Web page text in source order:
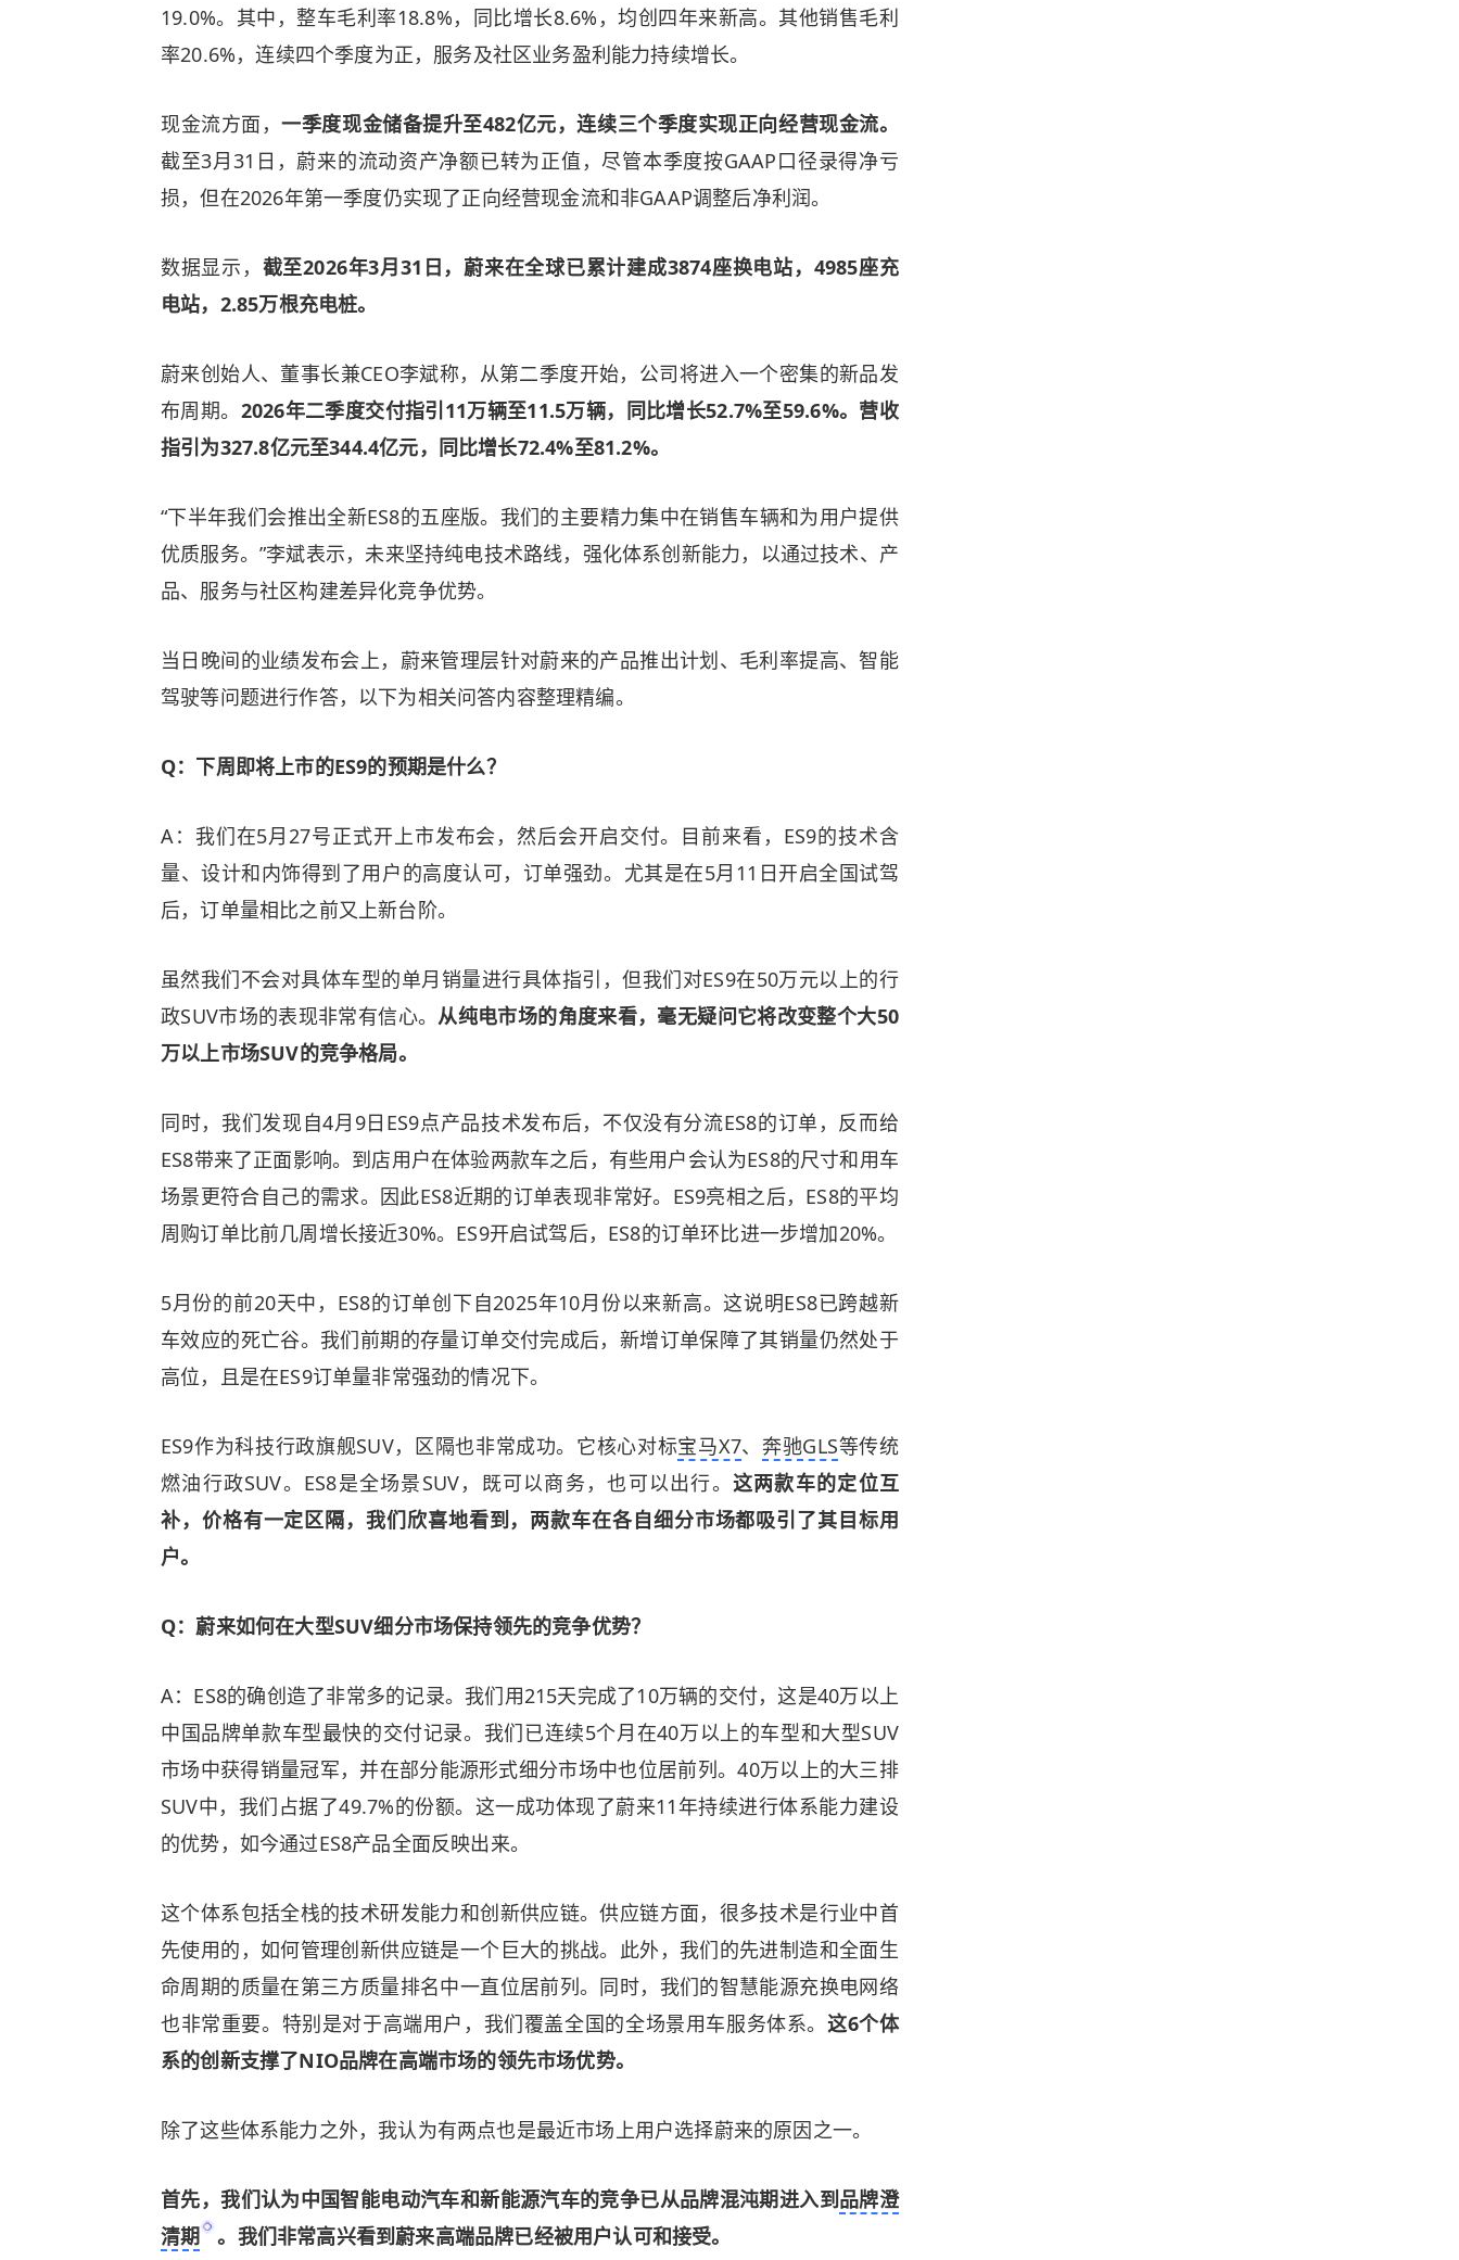
19.0%。其中，整车毛利率18.8%，同比增长8.6%，均创四年来新高。其他销售毛利
率20.6%，连续四个季度为正，服务及社区业务盈利能力持续增长。
现金流方面，一季度现金储备提升至482亿元，连续三个季度实现正向经营现金流。
截至3月31日，蔚来的流动资产净额已转为正值，尽管本季度按GAAP口径录得净亏
损，但在2026年第一季度仍实现了正向经营现金流和非GAAP调整后净利润。
数据显示， 截至2026年3月31日，蔚来在全球已累计建成3874座换电站，4985座充
电站，2.85万根充电桩。
蔚来创始人、董事长兼CEO李斌称，从第二季度开始，公司将进入一个密集的新品发
布周期。 2026年二季度交付指引11万辆至11.5万辆，同比增长52.7%至59.6%。营收
指引为327.8亿元至344.4亿元，同比增长72.4%至81.2%。
“下半年我们会推出全新ES8的五座版。我们的主要精力集中在销售车辆和为用户提供
优质服务。”李斌表示，未来坚持纯电技术路线，强化体系创新能力，以通过技术、产
品、服务与社区构建差异化竞争优势。
当日晚间的业绩发布会上，蔚来管理层针对蔚来的产品推出计划、毛利率提高、智能
驾驶等问题进行作答，以下为相关问答内容整理精编。
Q：下周即将上市的ES9的预期是什么？
A：我们在5月27号正式开上市发布会，然后会开启交付。目前来看，ES9的技术含
量、设计和内饰得到了用户的高度认可，订单强劲。尤其是在5月11日开启全国试驾
后，订单量相比之前又上新台阶。
虽然我们不会对具体车型的单月销量进行具体指引，但我们对ES9在50万元以上的行
政SUV市场的表现非常有信心。从纯电市场的角度来看，毫无疑问它将改变整个大50
万以上市场SUV的竞争格局。
同时，我们发现自4月9日ES9点产品技术发布后，不仅没有分流ES8的订单，反而给
ES8带来了正面影响。到店用户在体验两款车之后，有些用户会认为ES8的尺寸和用车
场景更符合自己的需求。因此ES8近期的订单表现非常好。ES9亮相之后，ES8的平均
周购订单比前几周增长接近30%。ES9开启试驾后，ES8的订单环比进一步增加20%。
5月份的前20天中，ES8的订单创下自2025年10月份以来新高。这说明ES8已跨越新
车效应的死亡谷。我们前期的存量订单交付完成后，新增订单保障了其销量仍然处于
高位，且是在ES9订单量非常强劲的情况下。
ES9作为科技行政旗舰SUV，区隔也非常成功。它核心对标宝马X7、 奔驰GLS等传统
燃油行政SUV。ES8是全场景SUV，既可以商务，也可以出行。 这两款车的定位互
补，价格有一定区隔，我们欣喜地看到，两款车在各自细分市场都吸引了其目标用
户。
Q：蔚来如何在大型SUV细分市场保持领先的竞争优势？
A：ES8的确创造了非常多的记录。我们用215天完成了10万辆的交付，这是40万以上
中国品牌单款车型最快的交付记录。我们已连续5个月在40万以上的车型和大型SUV
市场中获得销量冠军，并在部分能源形式细分市场中也位居前列。40万以上的大三排
SUV中，我们占据了49.7%的份额。这一成功体现了蔚来11年持续进行体系能力建设
的优势，如今通过ES8产品全面反映出来。
这个体系包括全栈的技术研发能力和创新供应链。供应链方面，很多技术是行业中首
先使用的，如何管理创新供应链是一个巨大的挑战。此外，我们的先进制造和全面生
命周期的质量在第三方质量排名中一直位居前列。同时，我们的智慧能源充换电网络
也非常重要。特别是对于高端用户，我们覆盖全国的全场景用车服务体系。 这6个体
系的创新支撑了NIO品牌在高端市场的领先市场优势。
除了这些体系能力之外，我认为有两点也是最近市场上用户选择蔚来的原因之一。
首先，我们认为中国智能电动汽车和新能源汽车的竞争已从品牌混沌期进入到品牌澄
清期
。我们非常高兴看到蔚来高端品牌已经被用户认可和接受。